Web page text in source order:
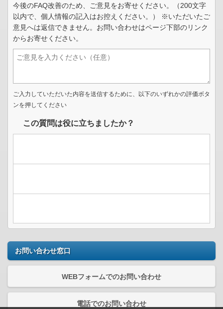
今後のFAQ改善のため、ご意見をお寄せください。（200文字
以内で、個人情報の記入はお控えください。） ※いただいたご
意見へは返信できません。お問い合わせはページ下部のリンク
からお寄せください。
ご入力していただいた内容を送信するために、以下のいずれかの評価ボタ
ンを押してください
この質問は役に立ちましたか？
お問い合わせ窓口
WEBフォームでのお問い合わせ
電話でのお問い合わせ